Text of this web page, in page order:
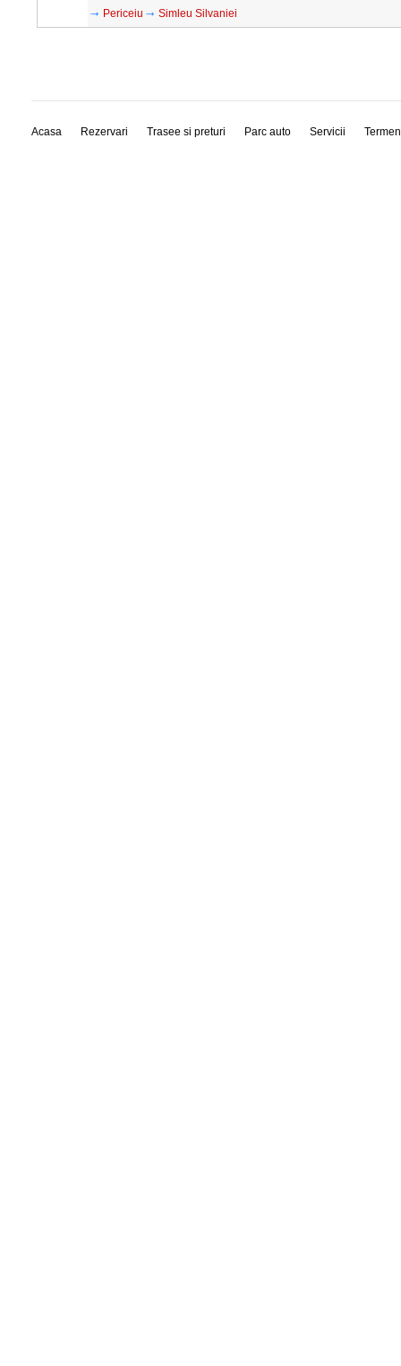
Periceiu
Simleu Silvaniei
Acasa Rezervari Trasee si preturi Parc auto Servicii